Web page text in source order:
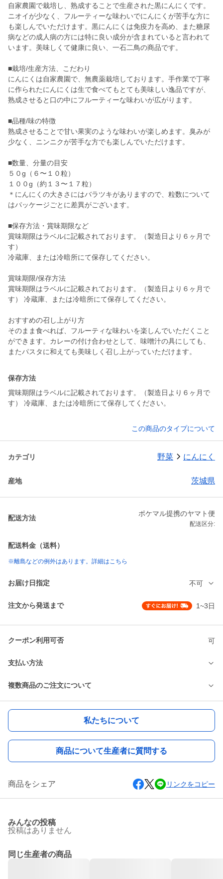
自家農園で栽培し、熟成することで生産された黒にんにくです。
ニオイが少なく、フルーティーな味わいでにんにくが苦手な方に
も楽しんでいただけます。黒にんにくは免疫力を高め、また糖尿
病などの成人病の方には特に良い成分が含まれていると言われて
います。美味しくて健康に良い、一石二鳥の商品です。
■栽培/生産方法、こだわり
にんにくは自家農園で、無農薬栽培しております。手作業で丁寧
に作られたにんにくは生で食べてもとても美味しい逸品ですが、
熟成させると口の中にフルーティーな味わいが広がります。
■品種/味の特徴
熟成させることで甘い果実のような味わいが楽しめます。臭みが
少なく、ニンニクが苦手な方でも楽しんでいただけます。
■数量、分量の目安
５０g（６〜１０粒）
１００g（約１３〜１７粒）
＊にんにくの大きさにはバラツキがありますので、粒数について
はパッケージごとに差異がございます。
■保存方法・賞味期限など
賞味期限はラベルに記載されております。（製造日より６ヶ月で
す）
冷蔵庫、または冷暗所にて保存してください。
賞味期限/保存方法
賞味期限はラベルに記載されております。（製造日より６ヶ月で
す） 冷蔵庫、または冷暗所にて保存してください。
おすすめの召し上がり方
そのまま食べれば、フルーティな味わいを楽しんでいただくこと
ができます。カレーの付け合わせとして、味噌汁の具にしても、
またパスタに和えても美味しく召し上がっていただけます。
保存方法
賞味期限はラベルに記載されております。（製造日より６ヶ月で
す） 冷蔵庫、または冷暗所にて保存してください。
この商品のタイプについて
カテゴリ 野菜 にんにく
産地 茨城県
配送方法
ポケマル提携のヤマト便
配送区分:
配送料金（送料）
※離島などの例外はあります。詳細はこちら
お届け日指定 不可
注文から発送まで 1~3日
クーポン利用可否 可
支払い方法
複数商品のご注文について
私たちについて
商品について生産者に質問する
商品をシェア リンクをコピー
みんなの投稿
投稿はありません
同じ生産者の商品